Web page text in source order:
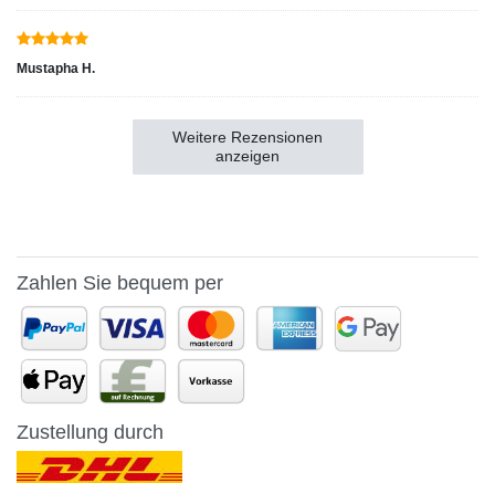
Mustapha H.
Weitere Rezensionen
anzeigen
Zahlen Sie bequem per
Zustellung durch